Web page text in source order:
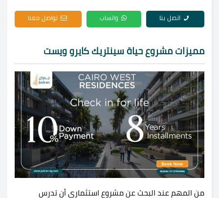
اتصل بنا واتساب تواصل معنا
مميزات مشروع حياة سينتريك كايرو ويست
من المهم عند البحث عن مشروع استثماري أن تدرس